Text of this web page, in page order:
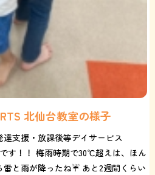
北仙台教室の様子
支援・放課後等デイサービス
す！！ 梅雨時期で30℃超えは、ほん
と雨が降ったね☔ あと2週間くらい